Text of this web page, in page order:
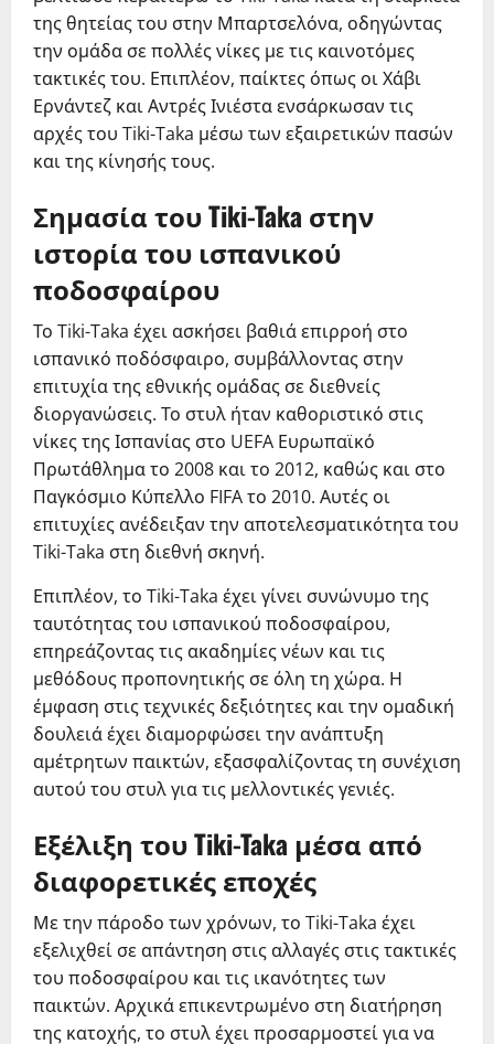
της θητείας του στην Μπαρτσελόνα, οδηγώντας
την ομάδα σε πολλές νίκες με τις καινοτόμες
τακτικές του. Επιπλέον, παίκτες όπως οι Χάβι
Ερνάντεζ και Αντρές Ινιέστα ενσάρκωσαν τις
αρχές του Tiki-Taka μέσω των εξαιρετικών πασών
και της κίνησής τους.
Σημασία του Tiki-Taka στην
ιστορία του ισπανικού
ποδοσφαίρου
Το Tiki-Taka έχει ασκήσει βαθιά επιρροή στο
ισπανικό ποδόσφαιρο, συμβάλλοντας στην
επιτυχία της εθνικής ομάδας σε διεθνείς
διοργανώσεις. Το στυλ ήταν καθοριστικό στις
νίκες της Ισπανίας στο UEFA Ευρωπαϊκό
Πρωτάθλημα το 2008 και το 2012, καθώς και στο
Παγκόσμιο Κύπελλο FIFA το 2010. Αυτές οι
επιτυχίες ανέδειξαν την αποτελεσματικότητα του
Tiki-Taka στη διεθνή σκηνή.
Επιπλέον, το Tiki-Taka έχει γίνει συνώνυμο της
ταυτότητας του ισπανικού ποδοσφαίρου,
επηρεάζοντας τις ακαδημίες νέων και τις
μεθόδους προπονητικής σε όλη τη χώρα. Η
έμφαση στις τεχνικές δεξιότητες και την ομαδική
δουλειά έχει διαμορφώσει την ανάπτυξη
αμέτρητων παικτών, εξασφαλίζοντας τη συνέχιση
αυτού του στυλ για τις μελλοντικές γενιές.
Εξέλιξη του Tiki-Taka μέσα από
διαφορετικές εποχές
Με την πάροδο των χρόνων, το Tiki-Taka έχει
εξελιχθεί σε απάντηση στις αλλαγές στις τακτικές
του ποδοσφαίρου και τις ικανότητες των
παικτών. Αρχικά επικεντρωμένο στη διατήρηση
της κατοχής, το στυλ έχει προσαρμοστεί για να